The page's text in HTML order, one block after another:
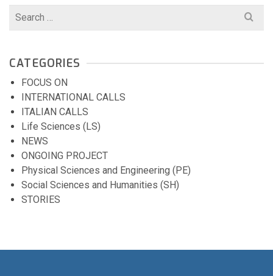
Search
CATEGORIES
FOCUS ON
INTERNATIONAL CALLS
ITALIAN CALLS
Life Sciences (LS)
NEWS
ONGOING PROJECT
Physical Sciences and Engineering (PE)
Social Sciences and Humanities (SH)
STORIES